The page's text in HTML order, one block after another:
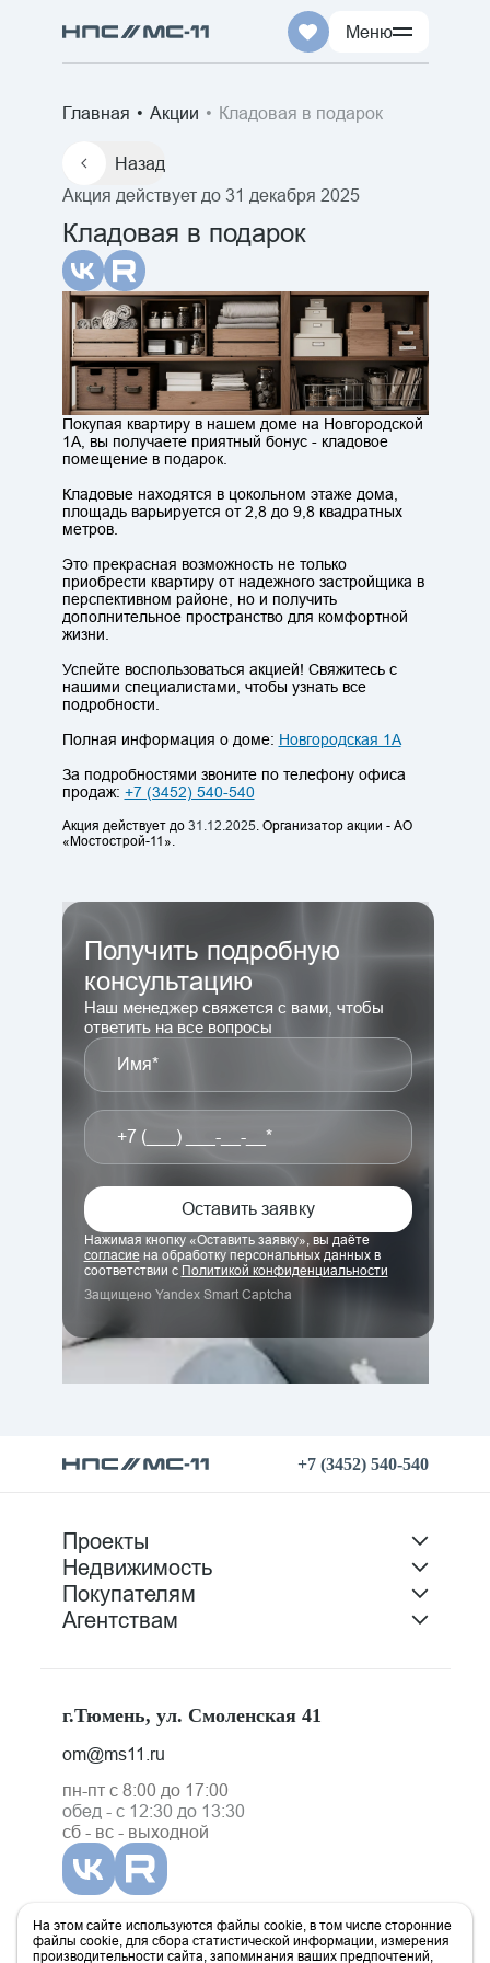
Меню
+7 (3452) 540-540
Проекты
Покупателям
Агентствам
Жилой
Жилой
Задать вопрос
Центральный офис продаж:
г.Тюмень, ул. Смоленская 41
Главная Акции Кладовая в подарок
Назад
Акция действует до 31 декабря 2025
Кладовая в подарок
Покупая квартиру в нашем доме на Новгородской
1А, вы получаете приятный бонус - кладовое
помещение в подарок.
Кладовые находятся в цокольном этаже дома,
площадь варьируется от 2,8 до 9,8 квадратных
метров.
Это прекрасная возможность не только
приобрести квартиру от надежного застройщика в
перспективном районе, но и получить
дополнительное пространство для комфортной
жизни.
Успейте воспользоваться акцией! Свяжитесь с
нашими специалистами, чтобы узнать все
подробности.
Полная информация о доме: Новгородская 1А
За подробностями звоните по телефону офиса
продаж: +7 (3452) 540-540
Акция действует до 31.12.2025. Организатор акции - АО
«Мостострой-11».
Получить подробную
консультацию
Наш менеджер свяжется с вами, чтобы
ответить на все вопросы
Имя*
+7 (___) ___-__-__*
Оставить заявку
Нажимая кнопку «Оставить заявку», вы даёте
согласие на обработку персональных данных в
соответствии с Политикой конфиденциальности
Защищено Yandex Smart Captcha
+7 (3452) 540-540
Проекты
Недвижимость
Покупателям
Агентствам
г.Тюмень, ул. Смоленская 41
om@ms11.ru
пн-пт с 8:00 до 17:00
обед - с 12:30 до 13:30
сб - вс - выходной
На этом сайте используются файлы cookie, в том числе сторонние
файлы cookie, для сбора статистической информации, измерения
производительности сайта, запоминания ваших предпочтений,